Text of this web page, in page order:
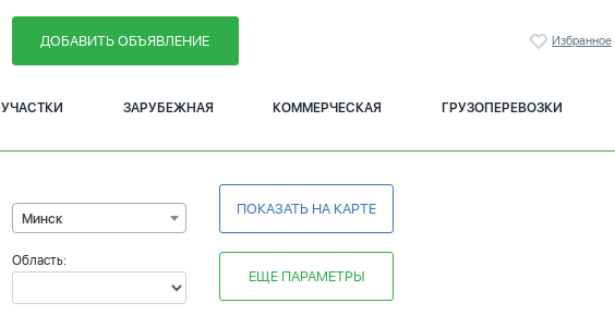
ДОБАВИТЬ ОБЪЯВЛЕНИЕ Избранное
УЧАСТКИ ЗАРУБЕЖНАЯ КОММЕРЧЕСКАЯ ГРУЗОПЕРЕВОЗКИ
Минск
Область:
ПОКАЗАТЬ НА КАРТЕ
ЕЩЕ ПАРАМЕТРЫ